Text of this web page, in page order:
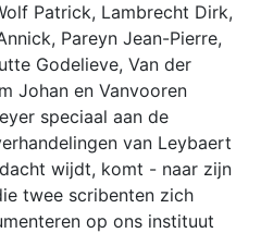
Patrick, Lambrecht Dirk,
Pareyn Jean-Pierre,
Godelieve, Van der
Johan en Vanvooren
speciaal aan de
van Leybaert
wijdt, komt - naar zijn
twee scribenten zich
op ons instituut